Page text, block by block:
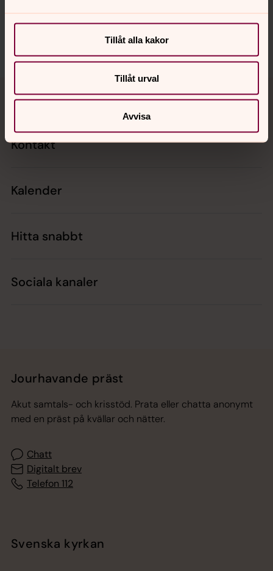
Tillåt alla kakor
Tillåt urval
Avvisa
Dela
Kontakt
Kalender
Hitta snabbt
Sociala kanaler
Jourhavande präst
Akut samtals- och krisstöd. Prata eller chatta anonymt
med en präst på kvällar och nätter.
Chatt
Digitalt brev
Telefon 112
Svenska kyrkan